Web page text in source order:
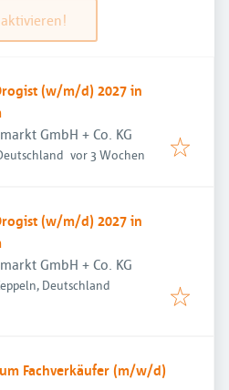
(w/m/d) 2027 in
GmbH + Co. KG
Veröffentlicht
vor 3 Wochen
(w/m/d) 2027 in
GmbH + Co. KG
Deutschland
Fachverkäufer (m/w/d)